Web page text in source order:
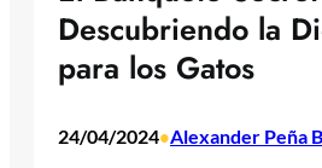
Descubriendo la
para los Gatos
24/04/2024•Alexander Peña